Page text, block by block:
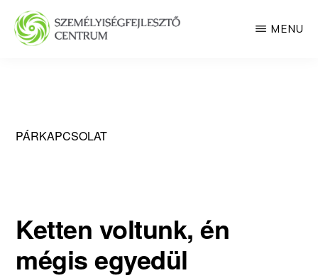
Skip
MENU
PÁRKAPCSOLAT
Ketten voltunk, én
mégis egyedül